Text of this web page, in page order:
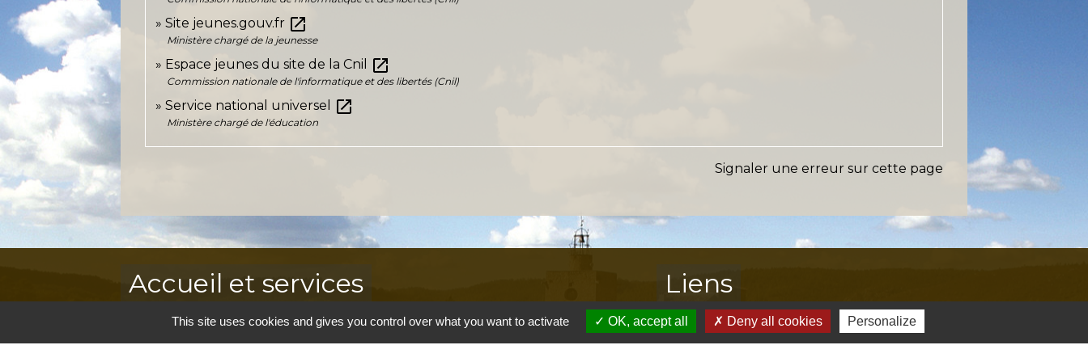
Site jeunes.gouv.fr open_in_new
Ministère chargé de la jeunesse
Espace jeunes du site de la Cnil open_in_new
Commission nationale de l'informatique et des libertés (Cnil)
Service national universel open_in_new
Ministère chargé de l'éducation
Signaler une erreur sur cette page
Accueil et services
Commune de Correns
5, Place Général de Gaulle
Liens
Provence Verte & Verdon
Préfecture du Var
This site uses cookies and gives you control over what you want to activate OK, accept all Deny all cookies Personalize